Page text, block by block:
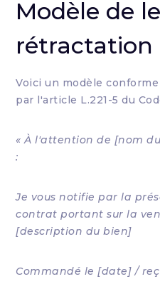
Modèle de
rétractation
Voici un modèle
par l'article L.221-5 du
« À l'attention de [nom
:
Je vous notifie par la
contrat portant sur la
[description du bien]
Commandé le [date] /